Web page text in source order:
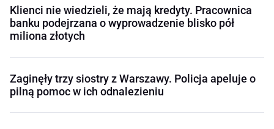
Klienci nie wiedzieli, że mają kredyty. Pracownica
banku podejrzana o wyprowadzenie blisko pół
miliona złotych
Zaginęły trzy siostry z Warszawy. Policja apeluje o
pilną pomoc w ich odnalezieniu